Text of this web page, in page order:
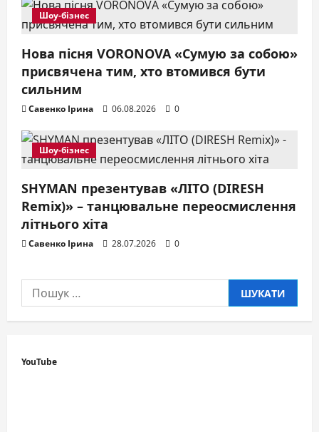
Шоу-бізнес
Нова пісня VORONOVA «Сумую за собою»
присвячена тим, хто втомився бути
сильним
Савенко Ірина 06.08.2026 0
Шоу-бізнес
SHYMAN презентував «ЛІТО (DIRESH
Remix)» – танцювальне переосмислення
літнього хіта
Савенко Ірина 28.07.2026 0
Пошук:
YouTube